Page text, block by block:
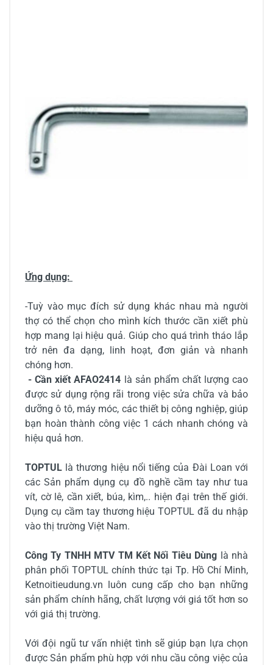
Ứng dụng:
-Tuỳ vào mục đích sử dụng khác nhau mà người
thợ có thể chọn cho mình kích thước cần xiết phù
hợp mang lại hiệu quả. Giúp cho quá trình tháo lắp
trở nên đa dạng, linh hoạt, đơn giản và nhanh
chóng hơn.
- Cần xiết AFAO2414 là sản phẩm chất lượng cao
được sử dụng rộng rãi trong việc sửa chữa và bảo
dưỡng ô tô, máy móc, các thiết bị công nghiệp, giúp
bạn hoàn thành công việc 1 cách nhanh chóng và
hiệu quả hơn.
TOPTUL là thương hiệu nổi tiếng của Đài Loan với
các Sản phẩm dụng cụ đồ nghề cầm tay như tua
vít, cờ lê, cần xiết, búa, kìm,.. hiện đại trên thế giới.
Dụng cụ cầm tay thương hiệu TOPTUL đã du nhập
vào thị trường Việt Nam.
Công Ty TNHH MTV TM Kết Nối Tiêu Dùng là nhà
phân phối TOPTUL chính thức tại Tp. Hồ Chí Minh,
Ketnoitieudung.vn luôn cung cấp cho bạn những
sản phẩm chính hãng, chất lượng với giá tốt hơn so
với giá thị trường.
Với đội ngũ tư vấn nhiệt tình sẽ giúp bạn lựa chọn
được Sản phẩm phù hợp với nhu cầu công việc của